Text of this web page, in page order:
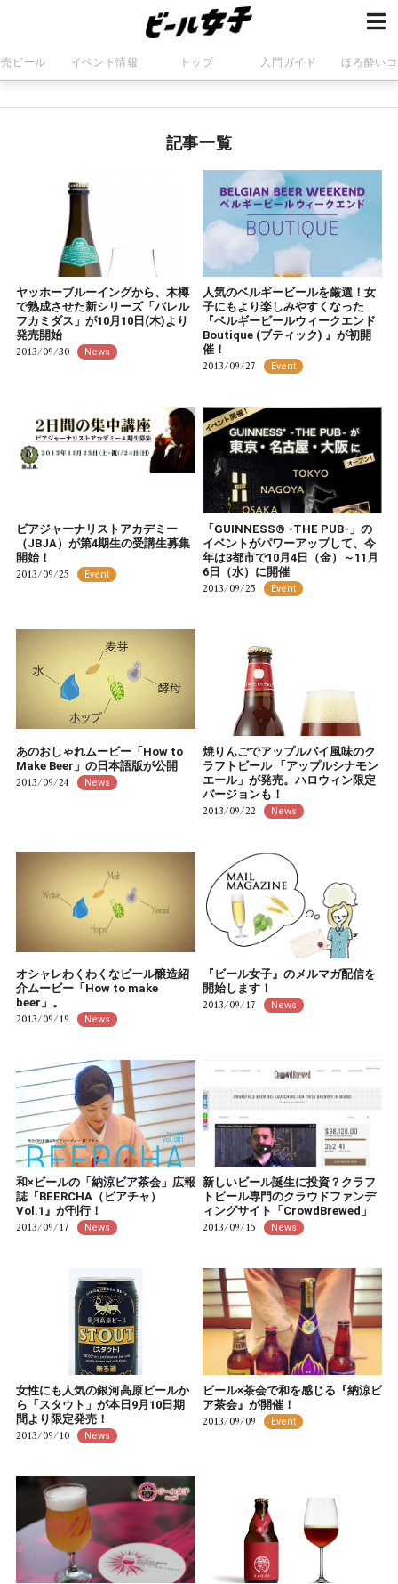
ビール イベント情報 トップ 入門ガイド ほろ酔い
記事一覧
ヤッホーブルーイングから、木樽
で熟成させた新シリーズ「バレル
フカミダス」が10月10日(木)より
発売開始
2013/09/30 News
人気のベルギービールを厳選！女
子にもより楽しみやすくなった
『ベルギービールウィークエンド
Boutique (ブティック) 』が初開
催！
2013/09/27 Event
ビアジャーナリストアカデミー
（JBJA）が第4期生の受講生募集
開始！
2013/09/25 Event
「GUINNESS® -THE PUB-」の
イベントがパワーアップして、今
年は3都市で10月4日（金）～11月
6日（水）に開催
2013/09/25 Event
あのおしゃれムービー「How to
Make Beer」の日本語版が公開
2013/09/24 News
焼りんごでアップルパイ風味のク
ラフトビール 「アップルシナモン
エール」が発売。ハロウィン限定
バージョンも！
2013/09/22 News
オシャレわくわくなビール醸造紹
介ムービー「How to make
beer」。
2013/09/19 News
『ビール女子』のメルマガ配信を
開始します！
2013/09/17 News
和×ビールの「納涼ビア茶会」広報
誌『BEERCHA（ビアチャ）
Vol.1』が刊行！
2013/09/17 News
新しいビール誕生に投資？クラフ
トビール専門のクラウドファンデ
ィングサイト「CrowdBrewed」
2013/09/15 News
女性にも人気の銀河高原ビールか
ら「スタウト」が本日9月10日期
間より限定発売！
2013/09/10 News
ビール×茶会で和を感じる『納涼ビ
ア茶会』が開催！
2013/09/09 Event